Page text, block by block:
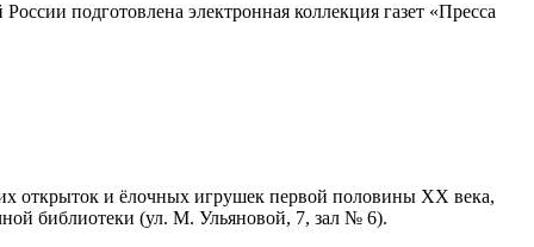
подготовлена электронная коллекция газет «Пресса
открыток и ёлочных игрушек первой половины ХХ века,
библиотеки (ул. М. Ульяновой, 7, зал № 6).